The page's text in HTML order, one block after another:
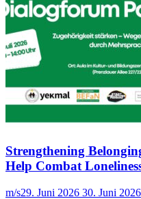
Strengthening
Help Combat
m/s29. Juni 2026 30. Juni 2026